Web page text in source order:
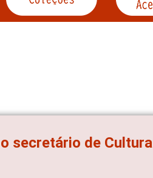
secretário de Cultura